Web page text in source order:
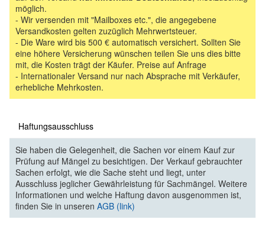
möglich.
- Wir versenden mit "Mailboxes etc.", die angegebene
Versandkosten gelten zuzüglich Mehrwertsteuer.
- Die Ware wird bis 500 € automatisch versichert. Sollten Sie
eine höhere Versicherung wünschen teilen Sie uns dies bitte
mit, die Kosten trägt der Käufer. Preise auf Anfrage
- Internationaler Versand nur nach Absprache mit Verkäufer,
erhebliche Mehrkosten.
Haftungsausschluss
Sie haben die Gelegenheit, die Sachen vor einem Kauf zur
Prüfung auf Mängel zu besichtigen. Der Verkauf gebrauchter
Sachen erfolgt, wie die Sache steht und liegt, unter
Ausschluss jeglicher Gewährleistung für Sachmängel. Weitere
Informationen und welche Haftung davon ausgenommen ist,
finden Sie in unseren AGB (link)